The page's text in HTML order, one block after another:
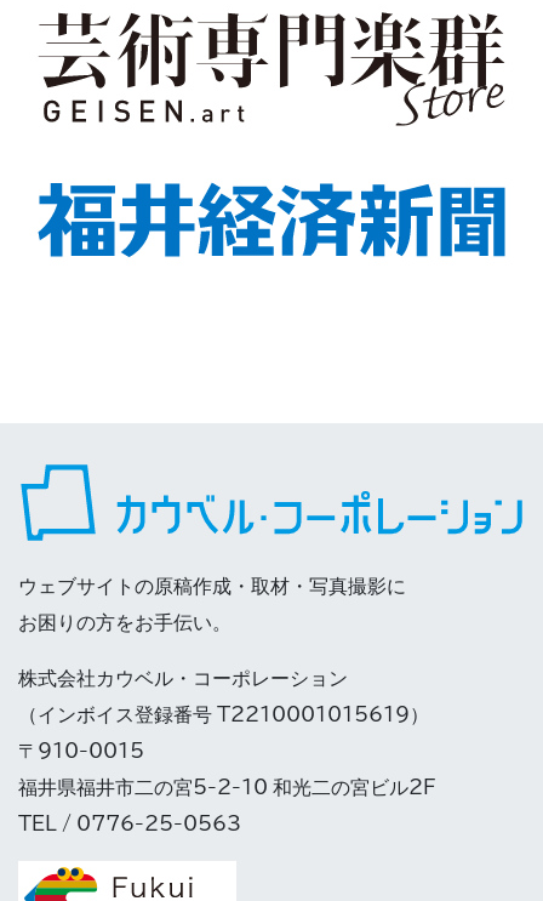
ウェブサイトの原稿作成・取材・写真撮影に
お困りの方をお手伝い。
株式会社カウベル・コーポレーション
（インボイス登録番号 T2210001015619）
〒910-0015
福井県福井市二の宮5-2-10 和光二の宮ビル2F
TEL / 0776-25-0563